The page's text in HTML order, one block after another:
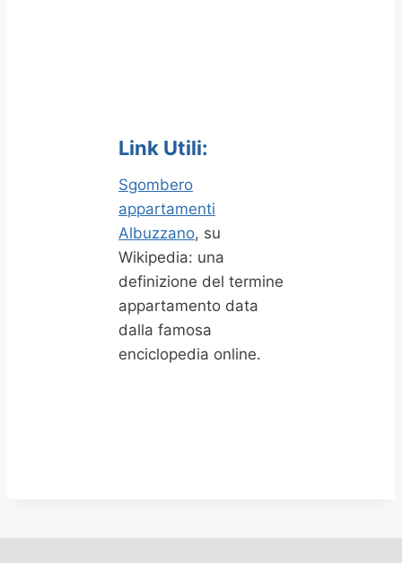
Link Utili:
Sgombero
appartamenti
Albuzzano, su
Wikipedia: una
definizione del termine
appartamento data
dalla famosa
enciclopedia online.